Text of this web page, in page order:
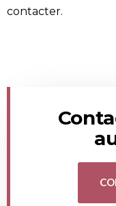
contacter.